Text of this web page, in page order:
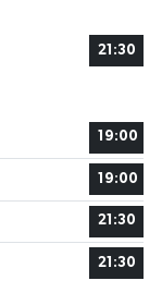
21:30
19:00
19:00
21:30
21:30